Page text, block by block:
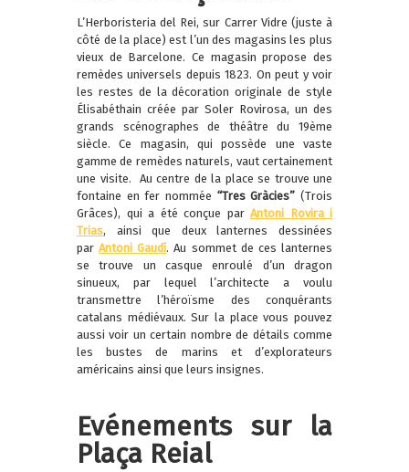
L’Herboristeria del Rei, sur Carrer Vidre (juste à
côté de la place) est l’un des magasins les plus
vieux de Barcelone. Ce magasin propose des
remèdes universels depuis 1823. On peut y voir
les restes de la décoration originale de style
Élisabéthain créée par Soler Rovirosa, un des
grands scénographes de théâtre du 19ème
siècle. Ce magasin, qui possède une vaste
gamme de remèdes naturels, vaut certainement
une visite.
Au centre de la place se trouve une
fontaine en fer nommée “Tres Gràcies” (Trois
Grâces), qui a été conçue par Antoni Rovira i
Trias, ainsi que deux lanternes dessinées
parAntoni Gaudí. Au sommet de ces lanternes
se trouve un casque enroulé d’un dragon
sinueux, par lequel l’architecte a voulu
transmettre l’héroïsme des conquérants
catalans médiévaux. Sur la place vous pouvez
aussi voir un certain nombre de détails comme
les bustes de marins et d’explorateurs
américains ainsi que leurs insignes.
Evénements sur la
Plaça Reial